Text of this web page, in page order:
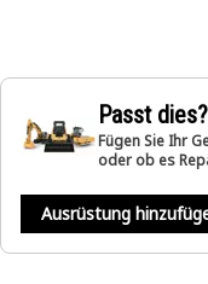
Passt dies?
Fügen Sie Ihr
oder ob es
Ausrüstung